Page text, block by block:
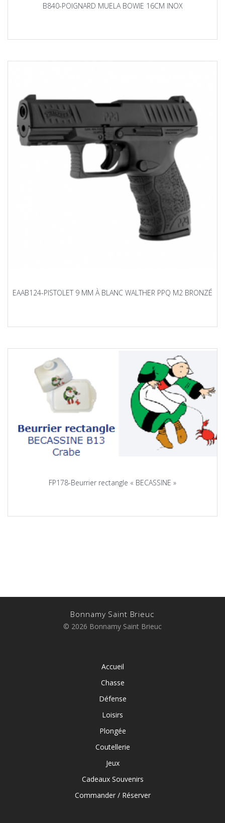
B840-POIGNARD MUELA BOWIE 16CM INOX
EAAB124-PISTOLET 9 MM À BLANC WALTHER PPQ M2 BRONZÉ
FP178-Beurrier rectangle « BECASSINE »
Bonnamy Saint Brieuc
© 2026 Bonnamy Saint Brieuc
Accueil
Chasse
Défense
Loisirs
Plongée
Coutellerie
Jeux
Cadeaux Souvenirs
Commander / Réserver